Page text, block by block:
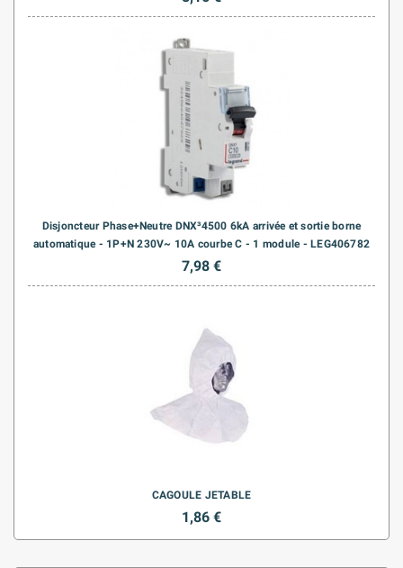
Disjoncteur Phase+Neutre DNX³4500 6kA arrivée et sortie borne
automatique - 1P+N 230V~ 10A courbe C - 1 module - LEG406782
7,98 €
CAGOULE JETABLE
1,86 €